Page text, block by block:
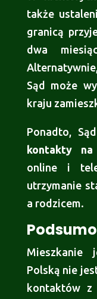
także
granicą
dwa
Sąd może
kraju
Ponadto,
kontakty na
online i
utrzymanie
a rodzicem.
Mieszkanie
Polską nie
kontaktów z